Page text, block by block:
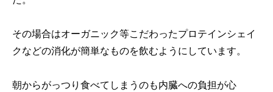
その場合はオーガニック等こだわったプロテインシェイ
クなどの消化が簡単なものを飲むようにしています。
朝からがっつり食べてしまうのも内臓への負担が心